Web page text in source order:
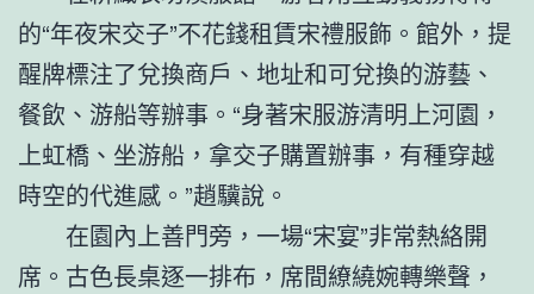
的“年夜宋交子”不花錢租賃宋禮服飾。館外，提
醒牌標注了兌換商戶、地址和可兌換的游藝、
餐飲、游船等辦事。“身著宋服游清明上河園，
上虹橋、坐游船，拿交子購置辦事，有種穿越
時空的代進感。”趙驥說。
在園內上善門旁，一場“宋宴”非常熱絡開
席。古色長桌逐一排布，席間繚繞婉轉樂聲，